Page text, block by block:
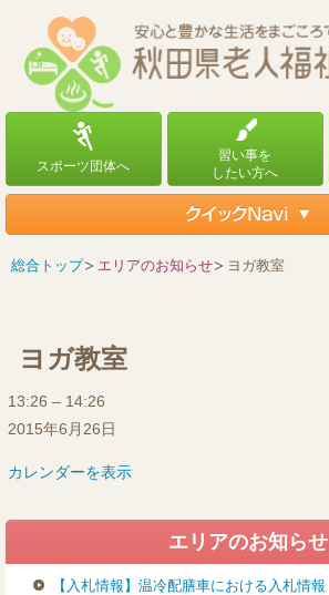
ヨガ教室
ヨ
ガ
室
13:26 – 14:26
2015年6月26日
カレンダーを表示
総合トップ エリアのお知らせ ヨガ教室
エリアのお知らせ
【入札情報】温冷配膳車における入札情報